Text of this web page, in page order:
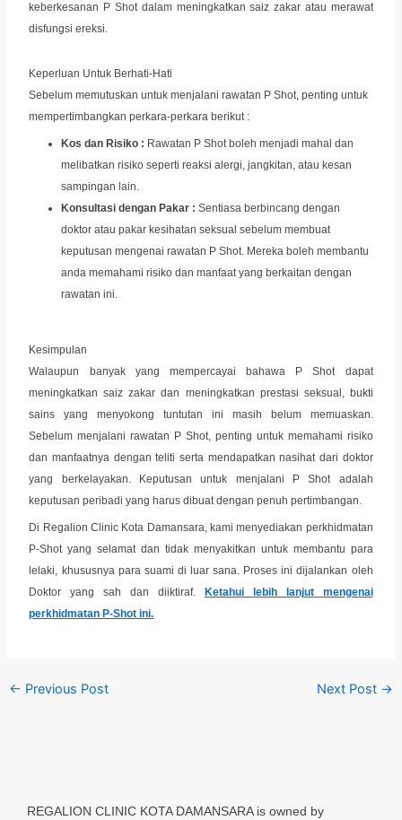
keberkesanan P Shot dalam meningkatkan saiz zakar atau merawat
disfungsi ereksi.
Keperluan Untuk Berhati-Hati
Sebelum memutuskan untuk menjalani rawatan P Shot, penting untuk
mempertimbangkan perkara-perkara berikut :
Kos dan Risiko : Rawatan P Shot boleh menjadi mahal dan
melibatkan risiko seperti reaksi alergi, jangkitan, atau kesan
sampingan lain.
Konsultasi dengan Pakar : Sentiasa berbincang dengan
doktor atau pakar kesihatan seksual sebelum membuat
keputusan mengenai rawatan P Shot. Mereka boleh membantu
anda memahami risiko dan manfaat yang berkaitan dengan
rawatan ini.
Kesimpulan
Walaupun banyak yang mempercayai bahawa P Shot dapat
meningkatkan saiz zakar dan meningkatkan prestasi seksual, bukti
sains yang menyokong tuntutan ini masih belum memuaskan.
Sebelum menjalani rawatan P Shot, penting untuk memahami risiko
dan manfaatnya dengan teliti serta mendapatkan nasihat dari doktor
yang berkelayakan. Keputusan untuk menjalani P Shot adalah
keputusan peribadi yang harus dibuat dengan penuh pertimbangan.
Di Regalion Clinic Kota Damansara, kami menyediakan perkhidmatan
P-Shot yang selamat dan tidak menyakitkan untuk membantu para
lelaki, khususnya para suami di luar sana. Proses ini dijalankan oleh
Doktor yang sah dan diiktiraf.
Ketahui lebih lanjut mengenai
perkhidmatan P-Shot ini.
← Previous Post Next Post →
REGALION CLINIC KOTA DAMANSARA is owned by